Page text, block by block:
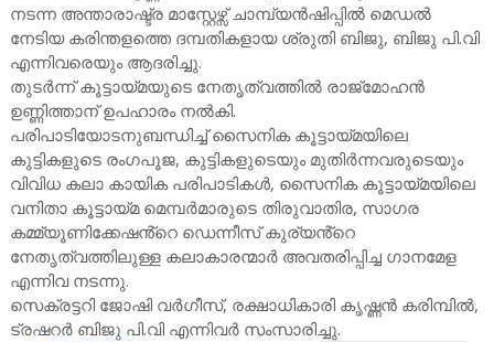
നടന്ന അന്താരാഷ്ട്ര മാസ്റ്റേഴ്സ് ചാമ്പ്യൻഷിപ്പിൽ മെഡൽ
നേടിയ കരിന്തളത്തെ ദമ്പതികളായ ശ്രുതി ബിജു, ബിജു പി.വി
എന്നിവരെയും ആദരിച്ചു.
തുടർന്ന് കൂട്ടായ്മയുടെ നേതൃത്വത്തിൽ രാജ്മോഹൻ
ഉണ്ണിത്താന് ഉപഹാരം നൽകി.
പരിപാടിയോടനുബന്ധിച്ച് സൈനിക കൂട്ടായ്മയിലെ
കുട്ടികളുടെ രംഗപൂജ, കുട്ടികളുടെയും മുതിർന്നവരുടെയും
വിവിധ കലാ കായിക പരിപാടികൾ, സൈനിക കൂട്ടായ്മയിലെ
വനിതാ കൂട്ടായ്മ മെമ്പർമാരുടെ തിരുവാതിര, സാഗര
കമ്മ്യൂണിക്കേഷൻ്റെ ഡെന്നീസ് കുര്യൻ്റെ
നേതൃത്വത്തിലുള്ള കലാകാരന്മാർ അവതരിപ്പിച്ച ഗാനമേള
എന്നിവ നടന്നു.
സെക്രട്ടറി ജോഷി വർഗീസ്, രക്ഷാധികാരി കൃഷ്ണൻ കരിമ്പിൽ,
ട്രഷറർ ബിജു പി.വി എന്നിവർ സംസാരിച്ചു.